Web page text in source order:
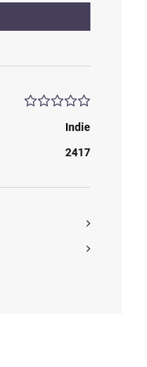
Indie
2417